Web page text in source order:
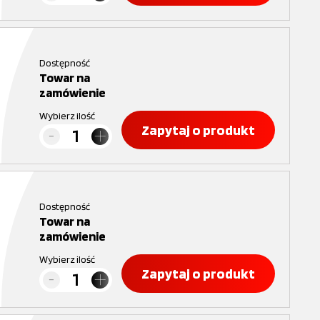
Dostępność
Towar na
zamówienie
Wybierz ilość
Zapytaj o produkt
Dostępność
Towar na
zamówienie
Wybierz ilość
Zapytaj o produkt